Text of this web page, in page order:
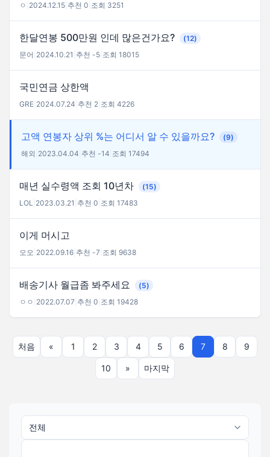
ㅇ 2024.12.15 추천 0 조회 3251
한달연봉 500만원 인데 많은건가요?
(12)
문어 2024.10.21 추천 -5 조회 18015
국민연금 상한액
GRE 2024.07.24 추천 2 조회 4226
고액 연봉자 상위 %는 어디서 알 수 있을까요?
(9)
해외 2023.04.04 추천 -14 조회 17494
매년 실수령액 조회 10년차
(15)
LOL 2023.03.21 추천 0 조회 17483
이게 머시고
오오 2022.09.16 추천 -7 조회 9638
배송기사 월급좀 봐주세요
(5)
ㅇㅇ 2022.07.07 추천 0 조회 19428
처음 « 1 2 3 4 5 6 7 8 9
10 » 마지막